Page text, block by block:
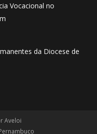
Vocacional no
da Diocese de
Aveloi